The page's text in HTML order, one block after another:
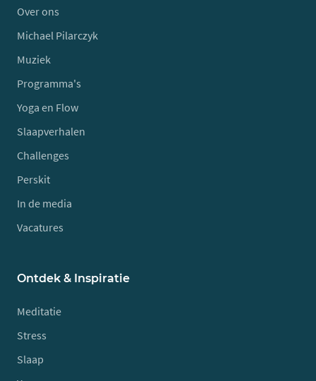
Over ons
Michael Pilarczyk
Muziek
Programma's
Yoga en Flow
Slaapverhalen
Challenges
Perskit
In de media
Vacatures
Ontdek & Inspiratie
Meditatie
Stress
Slaap